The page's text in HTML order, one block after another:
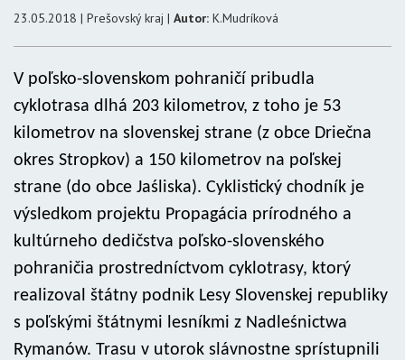
23.05.2018 | Prešovský kraj | Autor: K.Mudríková
V poľsko-slovenskom pohraničí pribudla
cyklotrasa dlhá 203 kilometrov, z toho je 53
kilometrov na slovenskej strane (z obce Driečna
okres Stropkov) a 150 kilometrov na poľskej
strane (do obce Jaśliska). Cyklistický chodník je
výsledkom projektu Propagácia prírodného a
kultúrneho dedičstva poľsko-slovenského
pohraničia prostredníctvom cyklotrasy, ktorý
realizoval štátny podnik Lesy Slovenskej republiky
s poľskými štátnymi lesníkmi z Nadleśnictwa
Rymanów. Trasu v utorok slávnostne sprístupnili